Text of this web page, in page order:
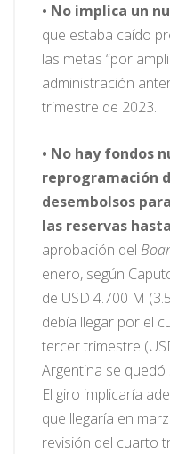
• No implica un
que estaba caído
las metas “por
administración
trimestre de 2023.
• No hay fondos
reprogramación
desembolsos
las reservas
aprobación del
enero, según
de USD 4.700 M
debía llegar por el
tercer trimestre
Argentina se quedó
El giro implicaría
que llegaría en
revisión del cuarto